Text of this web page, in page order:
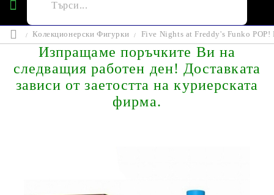
Колекционерски Фигурки Five Nights at Freddy's Funko
Изпращаме поръчките Ви на
следващия работен ден! Доставката
зависи от заетостта на куриерската
фирма.